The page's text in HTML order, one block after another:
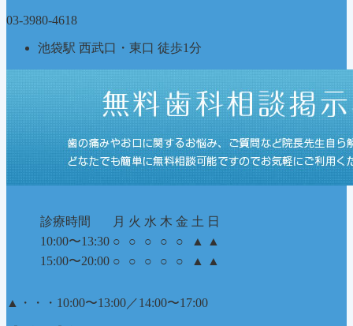
03-3980-4618
池袋駅 西武口・東口 徒歩1分
診療時間 月 火 水 木 金 土 日
10:00〜13:30 ○ ○ ○ ○ ○ ▲
▲
15:00〜20:00 ○ ○ ○ ○ ○ ▲ ▲
▲ ・・・10:00〜13:00／14:00〜17:00